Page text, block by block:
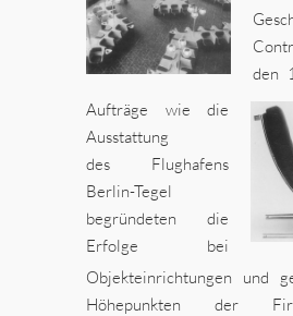
den
Aufträge wie die
Ausstattung
des Flughafens
Berlin-Tegel
begründeten die
Erfolge bei
Objekteinrichtungen und
Höhepunkten der